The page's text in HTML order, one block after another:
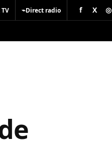
⌁Direct radio f X ◎